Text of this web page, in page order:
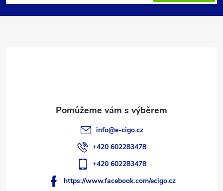
p
info@e-cigo.cz
+420 602283478
+420 602283478
https://www.facebook.com/ecigo.cz